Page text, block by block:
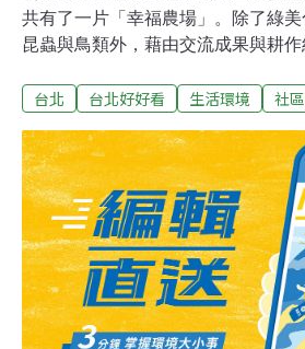
共有了一片「幸福農場」。除了綠
昆蟲與鳥類外，藉由交流成果與耕
向台北市長候選人們喊話，要求藉
心復建里從2006年開始熱中社區綠
他們更希望身邊的植物可以多樣化
附近的眷村搬遷後，便開始爭取將
名做「幸福農場」。復建里里長林
元回憶，當時向北市府10多個局處
易；而兩年來，居民參與的農地從
作時不灑農藥與化肥，而是以咖啡
水、稀釋醋等天然物質防制蟲害。
台北 台北好好看 生活環境 社